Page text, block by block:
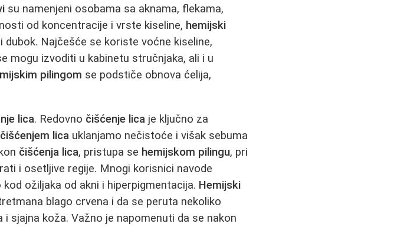
su namenjeni osobama sa aknama, flekama,
od koncentracije i vrste kiseline, hemijski
Najčešće se koriste voćne kiseline,
mogu izvoditi u kabinetu stručnjaka, ali i u
pilingom se podstiče obnova ćelija,
lica. Redovno čišćenje lica je ključno za
čišćenjem lica uklanjamo nečistoće i višak sebuma
čišćenja lica, pristupa se hemijskom pilingu, pri
i osetljive regije. Mnogi korisnici navode
kod ožiljaka od akni i hiperpigmentacija. Hemijski
blago crvena i da se peruta nekoliko
sjajna koža. Važno je napomenuti da se nakon